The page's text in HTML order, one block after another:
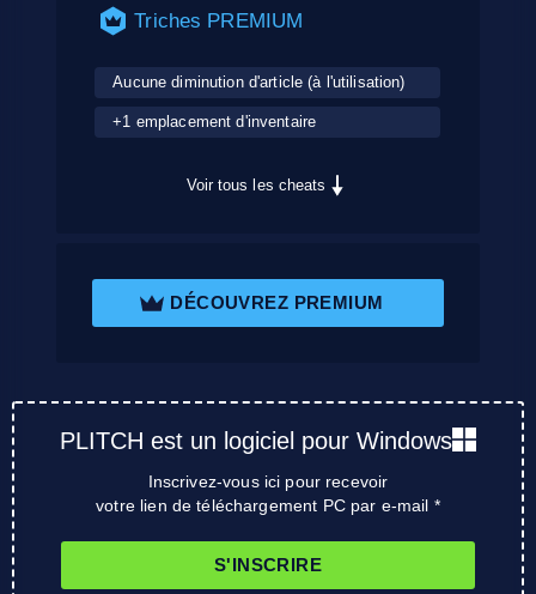
Triches PREMIUM
Aucune diminution d'article (à l'utilisation)
+1 emplacement d'inventaire
Voir tous les cheats
DÉCOUVREZ PREMIUM
PLITCH est un logiciel pour Windows
Inscrivez-vous ici pour recevoir
votre lien de téléchargement PC par e-mail *
S'INSCRIRE